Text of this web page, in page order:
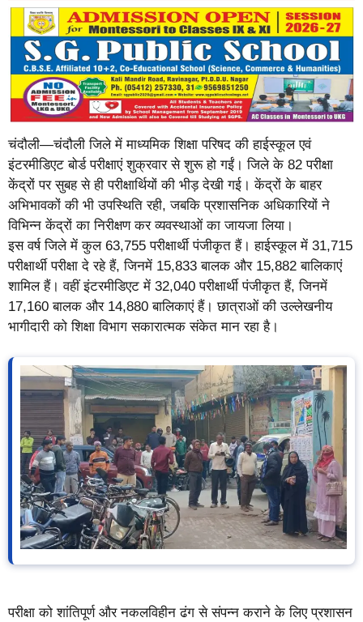
चंदौली—चंदौली जिले में माध्यमिक शिक्षा परिषद की हाईस्कूल एवं
इंटरमीडिएट बोर्ड परीक्षाएं शुक्रवार से शुरू हो गईं। जिले के 82 परीक्षा
केंद्रों पर सुबह से ही परीक्षार्थियों की भीड़ देखी गई। केंद्रों के बाहर
अभिभावकों की भी उपस्थिति रही, जबकि प्रशासनिक अधिकारियों ने
विभिन्न केंद्रों का निरीक्षण कर व्यवस्थाओं का जायजा लिया।
इस वर्ष जिले में कुल 63,755 परीक्षार्थी पंजीकृत हैं। हाईस्कूल में 31,715
परीक्षार्थी परीक्षा दे रहे हैं, जिनमें 15,833 बालक और 15,882 बालिकाएं
शामिल हैं। वहीं इंटरमीडिएट में 32,040 परीक्षार्थी पंजीकृत हैं, जिनमें
17,160 बालक और 14,880 बालिकाएं हैं। छात्राओं की उल्लेखनीय
भागीदारी को शिक्षा विभाग सकारात्मक संकेत मान रहा है।
परीक्षा को शांतिपूर्ण और नकलविहीन ढंग से संपन्न कराने के लिए प्रशासन